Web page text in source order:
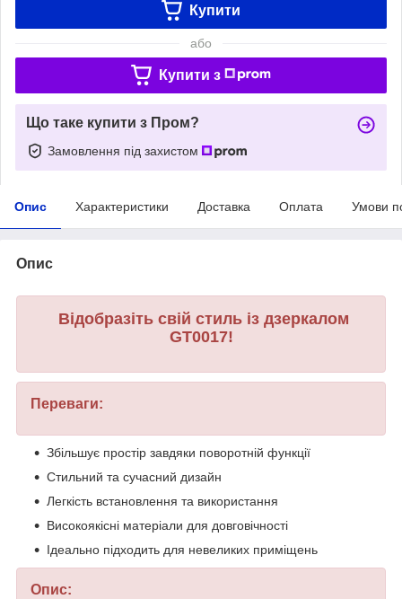
Купити
або
Купити з
Що таке купити з Пром?
Замовлення під захистом
Опис Характеристики Доставка Оплата Умови
Опис
Відобразіть свій стиль із дзеркалом
GT0017!
Переваги:
Збільшує простір завдяки поворотній функції
Стильний та сучасний дизайн
Легкість встановлення та використання
Високоякісні матеріали для довговічності
Ідеально підходить для невеликих приміщень
Опис: